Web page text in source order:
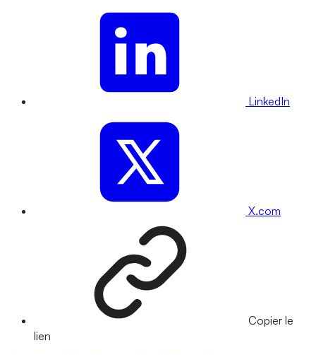
LinkedIn
X.com
Copier le
lien